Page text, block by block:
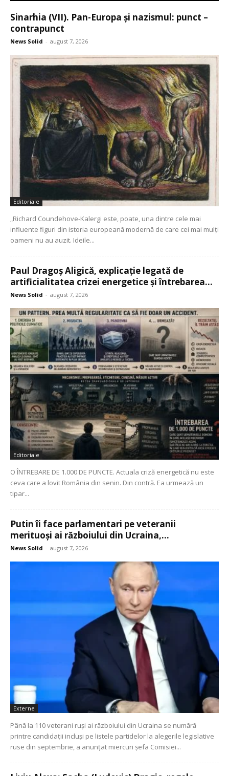
Sinarhia (VII). Pan-Europa și nazismul: punct –
contrapunct
News Solid - august 7, 2026
Editoriale
„Richard Coundehove-Kalergi este, poate, una dintre cele mai
influente figuri din istoria europeană modernă de care cei mai mulți
oameni nu au auzit. Ideile...
Paul Dragoș Aligică, explicație legată de
artificialitatea crizei energetice și întrebarea...
News Solid - august 7, 2026
Editoriale
O ÎNTREBARE DE 1.000 DE PUNCTE. Actuala criză energetică nu este
ceva care a lovit România din senin. Din contră. Ea urmează un
tipar...
Putin îi face parlamentari pe veteranii
merituoși ai războiului din Ucraina,...
News Solid - august 7, 2026
Externe
Până la 110 veterani ruşi ai războiului din Ucraina se numără
printre candidaţii incluşi pe listele partidelor la alegerile legislative
ruse din septembrie, a anunţat miercuri şefa Comisiei...